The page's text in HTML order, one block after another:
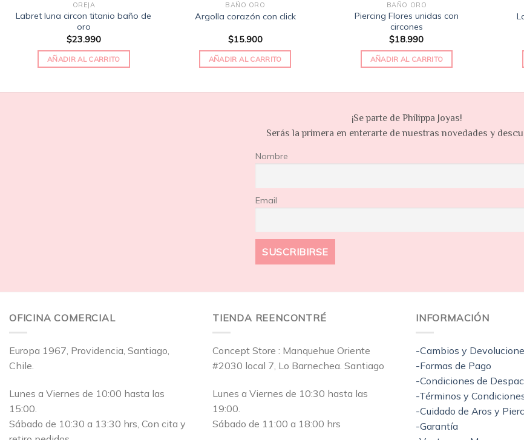
OREJA
Labret luna circon titanio baño de
oro
$23.990
AÑADIR AL CARRITO
BAÑO ORO
Argolla corazón con click
$15.900
AÑADIR AL CARRITO
BAÑO ORO
Piercing Flores unidas con
circones
$18.990
AÑADIR AL CARRITO
¡Se parte de Philippa Joyas!
Serás la primera en enterarte de nuestras novedades y
Nombre
Email
OFICINA COMERCIAL
Europa 1967, Providencia, Santiago,
Chile.
Lunes a Viernes de 10:00 hasta las
15:00.
Sábado de 10:30 a 13:30 hrs, Con cita y
TIENDA REENCONTRÉ
Concept Store : Manquehue Oriente
#2030 local 7, Lo Barnechea. Santiago
Lunes a Viernes de 10:30 hasta las
19:00.
Sábado de 11:00 a 18:00 hrs
INFORMACIÓN
-Cambios y
-Formas de Pago
-Condiciones de
-Términos y
-Cuidado de Aros y
-Garantía